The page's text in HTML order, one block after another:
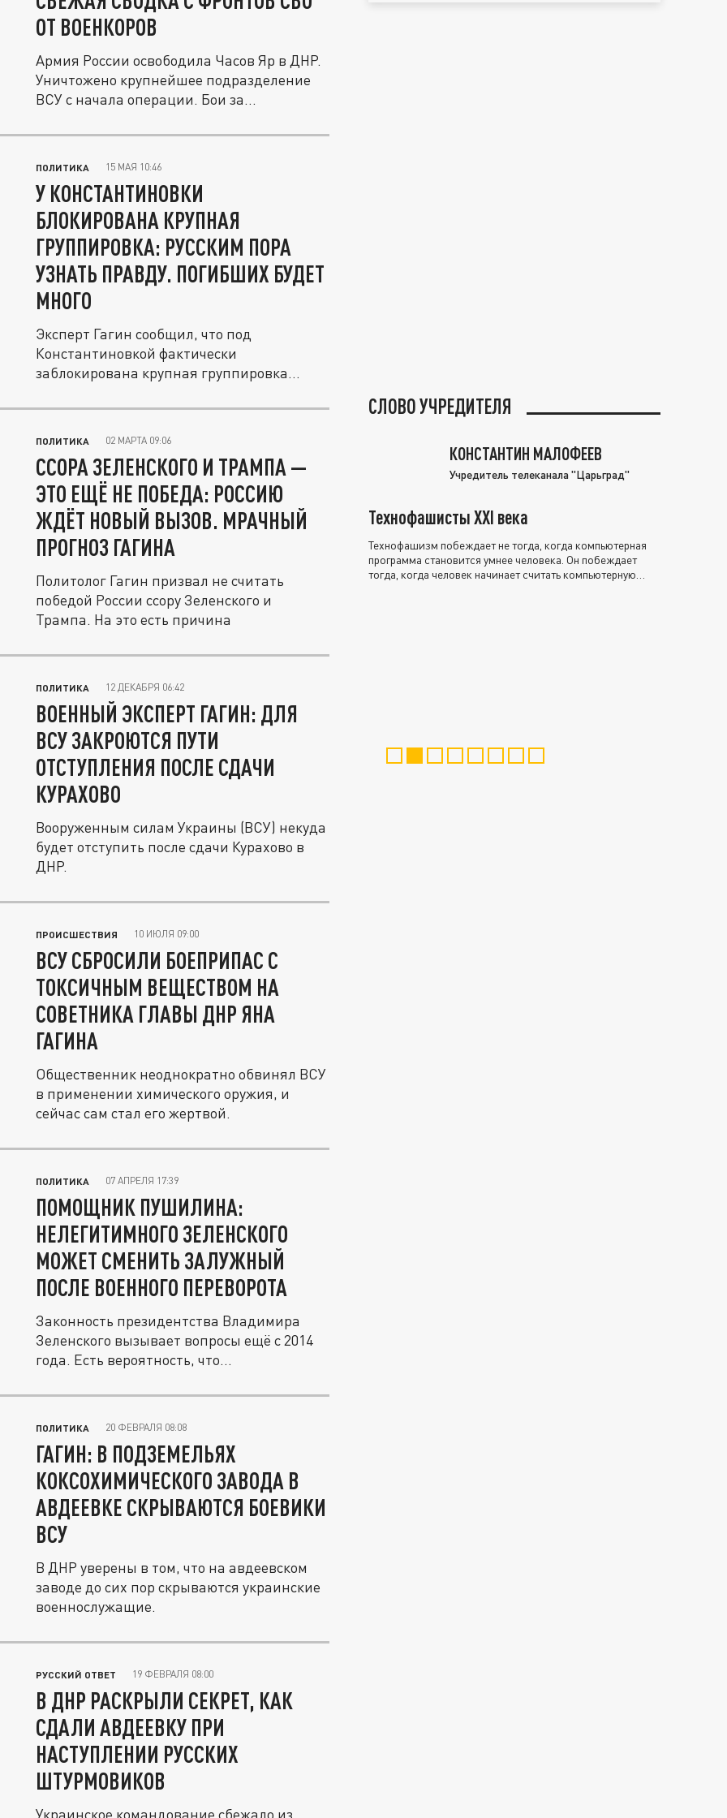
ОТ ВОЕНКОРОВ
Армия России освободила Часов Яр в ДНР.
Уничтожено крупнейшее подразделение
ВСУ с начала операции. Бои за...
ПОЛИТИКА 15 МАЯ 10:46
У КОНСТАНТИНОВКИ
БЛОКИРОВАНА КРУПНАЯ
ГРУППИРОВКА: РУССКИМ ПОРА
УЗНАТЬ ПРАВДУ. ПОГИБШИХ БУДЕТ
МНОГО
Эксперт Гагин сообщил, что под
Константиновкой фактически
заблокирована крупная группировка
ПОЛИТИКА 02 МАРТА 09:06
ССОРА ЗЕЛЕНСКОГО И ТРАМПА —
ЭТО ЕЩЁ НЕ ПОБЕДА: РОССИЮ
ЖДЁТ НОВЫЙ ВЫЗОВ. МРАЧНЫЙ
ПРОГНОЗ ГАГИНА
Политолог Гагин призвал не считать
победой России ссору Зеленского и
Трампа. На это есть причина
ПОЛИТИКА 12 ДЕКАБРЯ 06:42
ВОЕННЫЙ ЭКСПЕРТ ГАГИН: ДЛЯ
ВСУ ЗАКРОЮТСЯ ПУТИ
ОТСТУПЛЕНИЯ ПОСЛЕ СДАЧИ
КУРАХОВО
Вооруженным силам Украины (ВСУ) некуда
будет отступить после сдачи Курахово в
ДНР.
ПРОИСШЕСТВИЯ 10 ИЮЛЯ 09:00
ВСУ СБРОСИЛИ БОЕПРИПАС С
ТОКСИЧНЫМ ВЕЩЕСТВОМ НА
СОВЕТНИКА ГЛАВЫ ДНР ЯНА
ГАГИНА
Общественник неоднократно обвинял ВСУ
в применении химического оружия, и
сейчас сам стал его жертвой.
ПОЛИТИКА 07 АПРЕЛЯ 17:39
ПОМОЩНИК ПУШИЛИНА:
НЕЛЕГИТИМНОГО ЗЕЛЕНСКОГО
МОЖЕТ СМЕНИТЬ ЗАЛУЖНЫЙ
ПОСЛЕ ВОЕННОГО ПЕРЕВОРОТА
Законность президентства Владимира
Зеленского вызывает вопросы ещё с 2014
года. Есть вероятность, что...
ПОЛИТИКА 20 ФЕВРАЛЯ 08:08
ГАГИН: В ПОДЗЕМЕЛЬЯХ
КОКСОХИМИЧЕСКОГО ЗАВОДА В
АВДЕЕВКЕ СКРЫВАЮТСЯ БОЕВИКИ
ВСУ
В ДНР уверены в том, что на авдеевском
заводе до сих пор скрываются украинские
военнослужащие.
РУССКИЙ ОТВЕТ 19 ФЕВРАЛЯ 08:00
В ДНР РАСКРЫЛИ СЕКРЕТ, КАК
СДАЛИ АВДЕЕВКУ ПРИ
НАСТУПЛЕНИИ РУССКИХ
ШТУРМОВИКОВ
Украинское командование сбежало из
СЛОВО УЧРЕДИТЕЛЯ
КОНСТАНТИН МАЛОФЕЕВ
Учредитель телеканала "Царьград"
Технофашисты XXI века
Технофашизм побеждает не тогда, когда компьютерная
программа становится умнее человека. Он побеждает
тогда, когда человек начинает считать компьютерную